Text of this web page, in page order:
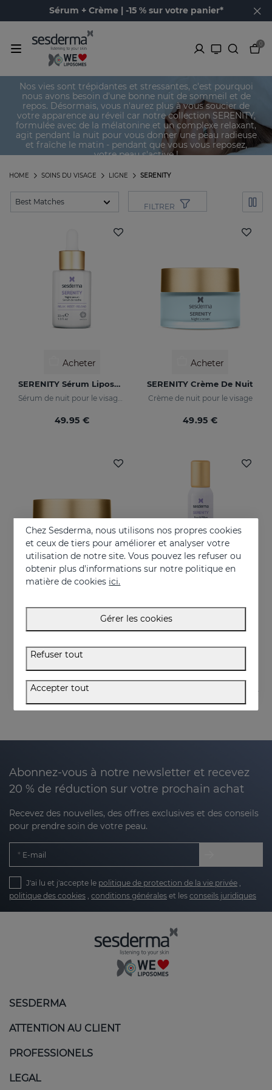
Sérum + Crème | -15 % sur votre panier*
0
Nos vies sont trépidantes et stressantes, c'est pourquoi
nous avons besoin d'une bonne nuit de sommeil et de
repos. Désormais, vous n'aurez plus à vous soucier de
votre apparence au réveil car notre collection SERENITY,
formulée avec de la mélatonine et un complexe relaxant,
agit pendant la nuit pour vous donner une peau radieuse
et fraîche le matin - pendant que vous vous reposez,
votre peau s'active !
SERENITY
LIGNE
SOINS DU VISAGE
HOME
FILTRER
Acheter
SERENITY Sérum Liposomal
Sérum de nuit pour le visage avec effet relaxant
49.95 €
Acheter
SERENITY Crème De Nuit
Crème de nuit pour le visage
49.95 €
SERENITY Masque De Nuit
Masque de nuit de texture légère
34.95 €
Abonnez-vous à notre newsletter et recevez
20 % de réduction sur votre prochain achat
Recevez des nouvelles, des offres exclusives et des conseils
pour prendre soin de votre peau.
E-mail
J'ai lu et j'accepte le politique de protection de la vie privée
politique des cookies conditions générales et les conseils juridiques
SESDERMA
ATTENTION AU CLIENT
PROFESSIONELS
LEGAL
Chez Sesderma, nous utilisons nos propres cookies
et ceux de tiers pour améliorer et analyser votre
utilisation de notre site. Vous pouvez les refuser ou
obtenir plus d'informations sur notre politique en
matière de cookies ici.
Gérer les cookies
Refuser tout
Accepter tout